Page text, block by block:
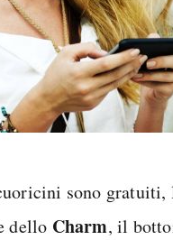
sono gratuiti,
dello Charm, il